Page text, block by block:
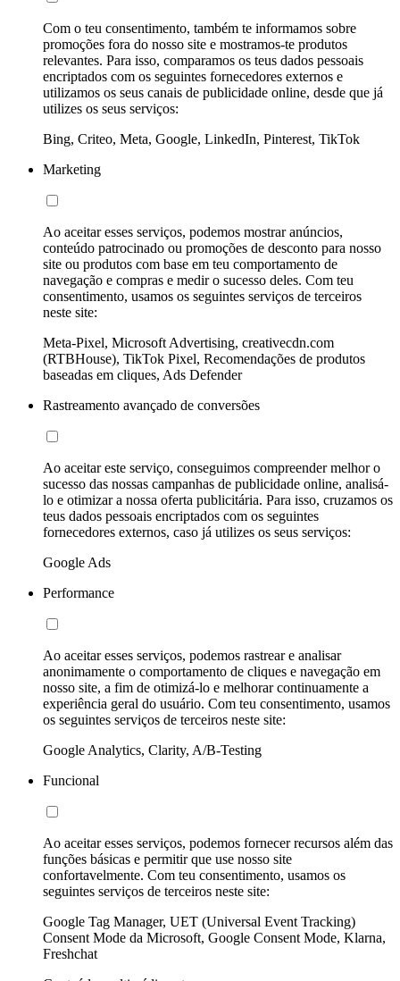
Com o teu consentimento, também te informamos sobre
promoções fora do nosso site e mostramos-te produtos
relevantes. Para isso, comparamos os teus dados pessoais
encriptados com os seguintes fornecedores externos e
utilizamos os seus canais de publicidade online, desde que já
utilizes os seus serviços:
Bing, Criteo, Meta, Google, LinkedIn, Pinterest, TikTok
Marketing
Ao aceitar esses serviços, podemos mostrar anúncios,
conteúdo patrocinado ou promoções de desconto para nosso
site ou produtos com base em teu comportamento de
navegação e compras e medir o sucesso deles. Com teu
consentimento, usamos os seguintes serviços de terceiros
neste site:
Meta-Pixel, Microsoft Advertising, creativecdn.com
(RTBHouse), TikTok Pixel, Recomendações de produtos
baseadas em cliques, Ads Defender
Rastreamento avançado de conversões
Ao aceitar este serviço, conseguimos compreender melhor o
sucesso das nossas campanhas de publicidade online, analisá-
lo e otimizar a nossa oferta publicitária. Para isso, cruzamos os
teus dados pessoais encriptados com os seguintes
fornecedores externos, caso já utilizes os seus serviços:
Google Ads
Performance
Ao aceitar esses serviços, podemos rastrear e analisar
anonimamente o comportamento de cliques e navegação em
nosso site, a fim de otimizá-lo e melhorar continuamente a
experiência geral do usuário. Com teu consentimento, usamos
os seguintes serviços de terceiros neste site:
Google Analytics, Clarity, A/B-Testing
Funcional
Ao aceitar esses serviços, podemos fornecer recursos além das
funções básicas e permitir que use nosso site
confortavelmente. Com teu consentimento, usamos os
seguintes serviços de terceiros neste site:
Google Tag Manager, UET (Universal Event Tracking)
Consent Mode da Microsoft, Google Consent Mode, Klarna,
Freshchat